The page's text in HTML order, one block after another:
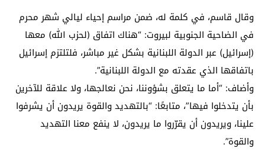
وقال قاسم، في كلمة له، ضمن مراسم إحياء ليالي شهر محرم
في الضاحية الجنوبية لبيروت: “هناك اتفاق (لحزب الله) معها
(إسرائيل) عبر الدولة اللبنانية بشكل غير مباشر، فلتلتزم إسرائيل
باتفاقها الذي عقدته مع الدولة اللبنانية”.
وأضاف: “أما ما يتعلق بشؤوننا، نحن نعالجها، ولا علاقة للآخرين
بأن يتدخلوا فيها”، متابعًا: “بالتهديد والقوة يريدون أن يشرفوا
علينا، ويريدون أن يقرّروا ما يريدون، لا ينفع معنا التهديد
والقوة”.